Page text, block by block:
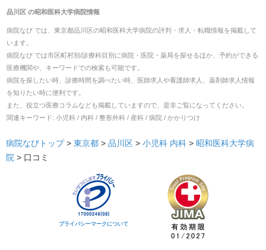
品川区の昭和医科大学病院情報
病院なび では、 東京都品川区の昭和医科大学病院の評判・求人・転職情報を掲載して
います。
病院なび では市区町村別/診療科目別に病院・医院・薬局を探せるほか、予約ができる
医療機関や、キーワードでの検索も可能です。
病院を探したい時、診療時間を調べたい時、医師求人や看護師求人、薬剤師求人情報
を知りたい時に便利です。
また、役立つ医療コラムなども掲載していますので、是非ご覧になってください。
関連キーワード: 小児科 / 内科 / 整形外科 / 産科 / 病院 / かかりつけ
病院なびトップ > 東京都 > 品川区 > 小児科 内科 > 昭和医科大学病
院 > 口コミ
プライバシーマークについて